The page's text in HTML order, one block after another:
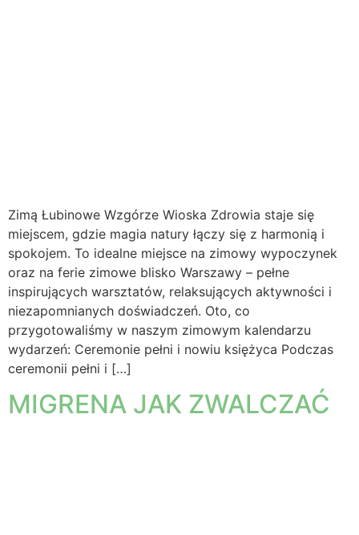
Zimą Łubinowe Wzgórze Wioska Zdrowia staje się
miejscem, gdzie magia natury łączy się z harmonią i
spokojem. To idealne miejsce na zimowy wypoczynek
oraz na ferie zimowe blisko Warszawy – pełne
inspirujących warsztatów, relaksujących aktywności i
niezapomnianych doświadczeń. Oto, co
przygotowaliśmy w naszym zimowym kalendarzu
wydarzeń: Ceremonie pełni i nowiu księżyca Podczas
ceremonii pełni i […]
MIGRENA JAK ZWALCZAĆ